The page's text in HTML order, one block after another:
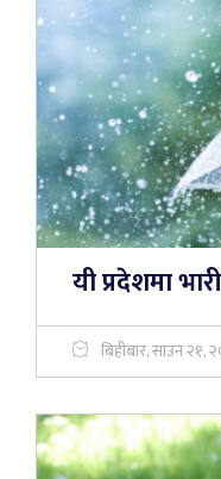
यी प्रदेशमा
बिहीबार, साउन २१,